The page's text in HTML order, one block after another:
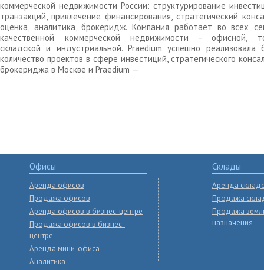
коммерческой недвижимости России: структурирование
транзакций, привлечение финансирования, стратегический
оценка, аналитика, брокеридж. Компания работает во всех
качественной коммерческой недвижимости - офисной,
складской и индустриальной. Praedium успешно реализовала
количество проектов в сфере инвестиций, стратегического
брокериджа в Москве и Praedium —
Офисы
Аренда офисов
Продажа офисов
Аренда офисов в бизнес-центре
Продажа офисов в бизнес-
центре
Аренда мини-офиса
Аналитика
Склады
Аренда
Продажа
Продажа
назначения